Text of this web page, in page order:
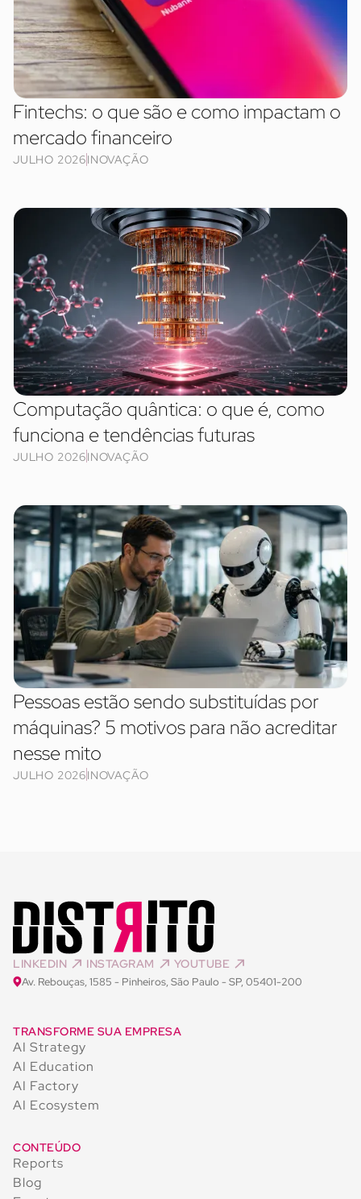
Fintechs: o que são e como impactam o
mercado financeiro
JULHO 2026INOVAÇÃO
Computação quântica: o que é, como
funciona e tendências futuras
JULHO 2026INOVAÇÃO
Pessoas estão sendo substituídas por
máquinas? 5 motivos para não acreditar
nesse mito
JULHO 2026INOVAÇÃO
LINKEDIN INSTAGRAM YOUTUBE
Av. Rebouças, 1585 - Pinheiros, São Paulo - SP, 05401-200
TRANSFORME SUA EMPRESA
AI Strategy
AI Education
AI Factory
AI Ecosystem
CONTEÚDO
Reports
Blog